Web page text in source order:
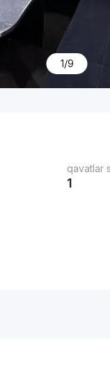
1/9
qavatlar
1